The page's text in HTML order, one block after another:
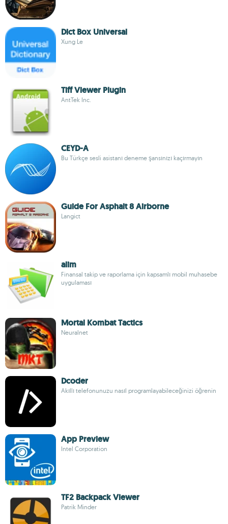
Dict Box Universal
Xung Le
Tiff Viewer Plugin
AntTek Inc.
CEYD-A
Bu Türkçe sesli asistanı deneme şansınızı kaçırmayın
Guide For Asphalt 8 Airborne
Langict
alim
Finansal takip ve raporlama için kapsamlı mobil muhasebe
uygulaması
Mortal Kombat Tactics
Neuralnet
Dcoder
Akıllı telefonunuzu nasıl programlayabileceğinizi öğrenin
App Preview
Intel Corporation
TF2 Backpack Viewer
Patrik Minder